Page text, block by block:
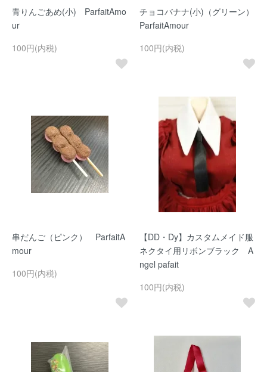
青りんごあめ(小) ParfaitAmo
ur
100円(内税)
チョコバナナ(小)（グリーン）
ParfaitAmour
100円(内税)
串だんご（ピンク） ParfaitA
mour
100円(内税)
【DD・Dy】カスタムメイド服
ネクタイ用リボンブラック A
ngel pafait
100円(内税)